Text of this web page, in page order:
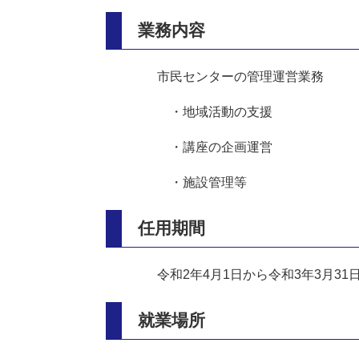
業務内容
市民センターの管理運営業務
・地域活動の支援
・講座の企画運営
・施設管理等
任用期間
令和2年4月1日から令和3年3月31
就業場所